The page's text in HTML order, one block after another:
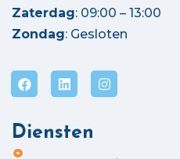
Zaterdag: 09:00 – 13:00
Zondag: Gesloten
Diensten